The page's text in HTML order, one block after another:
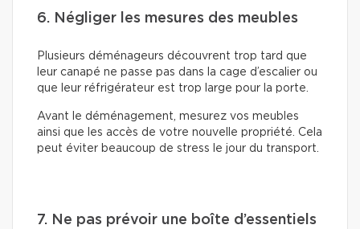
6. Négliger les mesures des meubles
Plusieurs déménageurs découvrent trop tard que
leur canapé ne passe pas dans la cage d’escalier ou
que leur réfrigérateur est trop large pour la porte.
Avant le déménagement, mesurez vos meubles
ainsi que les accès de votre nouvelle propriété. Cela
peut éviter beaucoup de stress le jour du transport.
7. Ne pas prévoir une boîte d’essentiels